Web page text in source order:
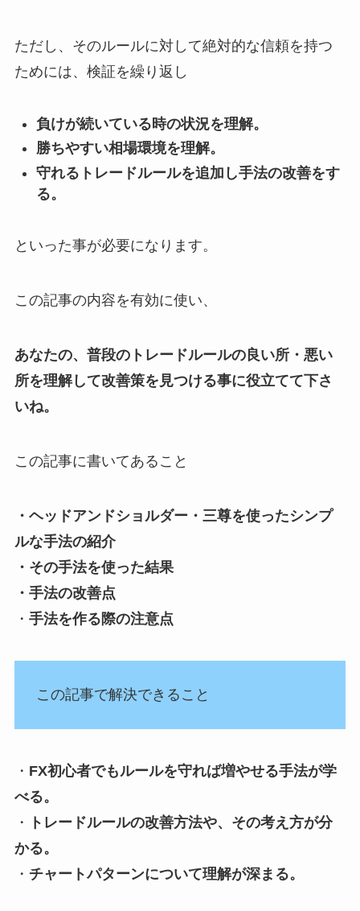
ただし、そのルールに対して絶対的な信頼を持つ
ためには、検証を繰り返し
負けが続いている時の状況を理解。
勝ちやすい相場環境を理解。
守れるトレードルールを追加し手法の改善をす
る。
といった事が必要になります。
この記事の内容を有効に使い、
あなたの、普段のトレードルールの良い所・悪い
所を理解して改善策を見つける事に役立てて下さ
いね。
この記事に書いてあること
・ヘッドアンドショルダー・三尊を使ったシンプ
ルな手法の紹介
・その手法を使った結果
・手法の改善点
・ 手法を作る際の注意点
この記事で解決できること
・ FX初心者でもルールを守れば増やせる手法が学
べる。
・
トレードルールの改善方法や、その考え方が分
かる。
・ チャートパターンについて理解が深まる。